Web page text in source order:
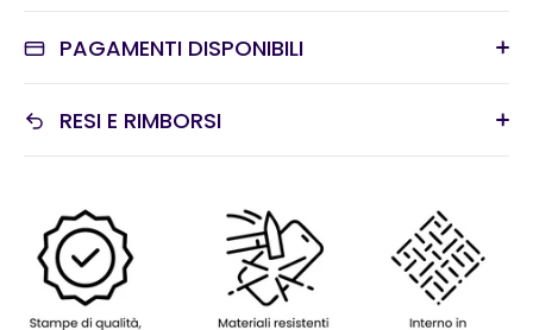
PAGAMENTI DISPONIBILI
RESI E RIMBORSI